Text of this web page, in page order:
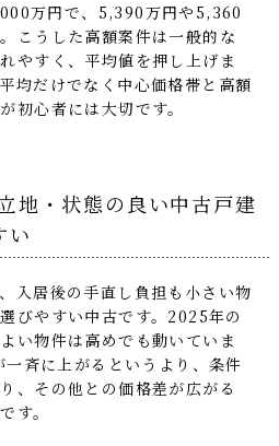
万円で、5,390万円や5,360
こうした高額案件は一般的な
やすく、平均値を押し上げま
均だけでなく中心価格帯と高額
初心者には大切です。
地・状態の良い中古戸建
い
入居後の手直し負担も小さい物
びやすい中古です。2025年の
い物件は高めでも動いていま
斉に上がるというより、条件
、その他との価格差が広がる
です。